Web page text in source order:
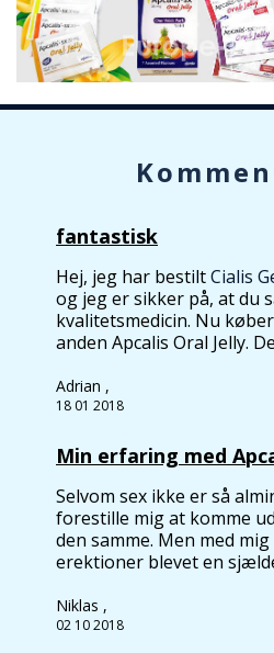
fantastisk
Hej, jeg har bestiltCialis
og jeg er sikker på, at du
kvalitetsmedicin. Nu
anden Apcalis Oral Jelly.
andre seksuelle
Adrian ,
18 01 2018
Min erfaring med
Selvom sex ikke er så
forestille mig at komme
den samme. Men med
erektioner blevet en
vanskelig, og min kone
ingenting. Så jeg
Niklas ,
02 10 2018